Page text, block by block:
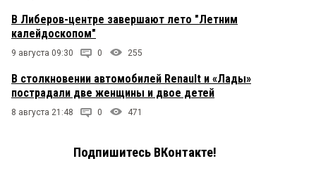
В Либеров-центре завершают лето "Летним
калейдоскопом"
9 августа 09:30 0 255
В столкновении автомобилей Renault и «Лады»
пострадали две женщины и двое детей
8 августа 21:48 0 471
Подпишитесь ВКонтакте!